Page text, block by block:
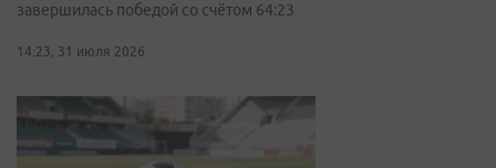
завершилась победой со счётом 64:23
14:23, 31 июля 2026